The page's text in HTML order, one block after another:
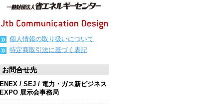
個人情報の取り扱いについて
特定商取引法に基づく表記
お問合せ先
ENEX / SEJ / 電力・ガス新ビジネス
EXPO 展示会事務局